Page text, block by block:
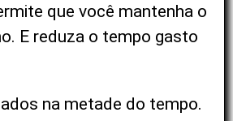
que você mantenha o
E reduza o tempo gasto
na metade do tempo.